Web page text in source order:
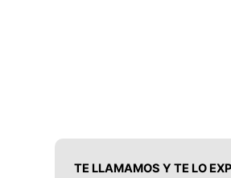
TE LLAMAMOS Y TE LO